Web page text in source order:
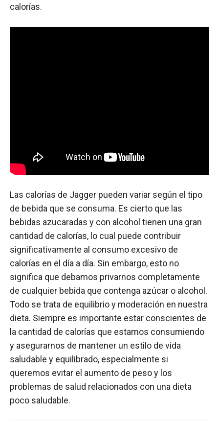
calorías.
Las calorías de Jagger pueden variar según el tipo
de bebida que se consuma. Es cierto que las
bebidas azucaradas y con alcohol tienen una gran
cantidad de calorías, lo cual puede contribuir
significativamente al consumo excesivo de
calorías en el día a día. Sin embargo, esto no
significa que debamos privarnos completamente
de cualquier bebida que contenga azúcar o alcohol.
Todo se trata de equilibrio y moderación en nuestra
dieta. Siempre es importante estar conscientes de
la cantidad de calorías que estamos consumiendo
y asegurarnos de mantener un estilo de vida
saludable y equilibrado, especialmente si
queremos evitar el aumento de peso y los
problemas de salud relacionados con una dieta
poco saludable.